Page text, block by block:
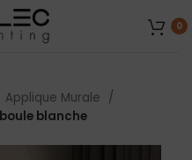
0
Applique Murale
blanche